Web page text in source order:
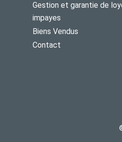
Gestion et garantie de
impayes
Biens Vendus
Contact